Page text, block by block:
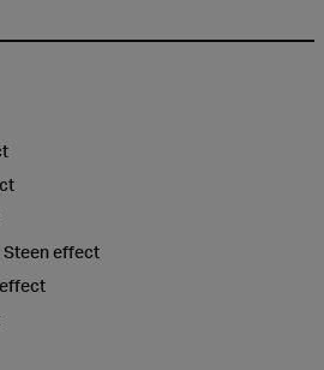
Steen effect